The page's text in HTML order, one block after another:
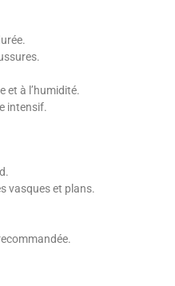
et à l’humidité.
intensif.
vasques et plans.